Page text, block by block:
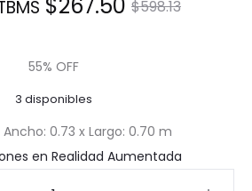
$598.13
original
era:
$598.13.
es:
55% OFF
3 disponibles
Ancho: 0.73 x Largo: 0.70 m
en Realidad Aumentada